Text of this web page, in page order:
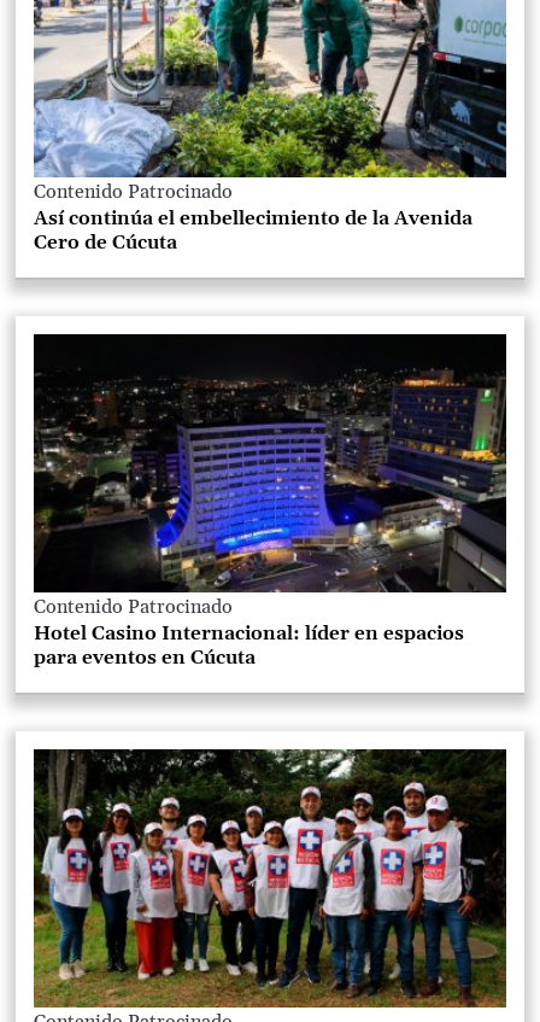
Contenido Patrocinado
Así continúa el embellecimiento de la Avenida
Cero de Cúcuta
Contenido Patrocinado
Hotel Casino Internacional: líder en espacios
para eventos en Cúcuta